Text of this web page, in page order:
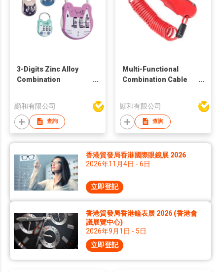
3-Digits Zinc Alloy
Combination
顯和有限公司
查詢
Multi-Functional
Combination Cable
顯和有限公司
查詢
香港貿發局香港國際眼鏡展 2026
2026年11月4日 - 6日
立即登記
香港貿發局香港鐘表展 2026 (香港會
議展覽中心)
2026年9月1日 - 5日
立即登記